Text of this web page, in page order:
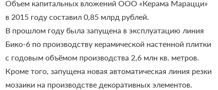
Объем капитальных вложений ООО «Керама Марацци»
в 2015 году составил 0,85 млрд рублей.
В прошлом году была запущена в эксплуатацию линия
Бико-6 по производству керамической настенной плитки
с годовым объёмом производства 2,6 млн кв. метров.
Кроме того, запущена новая автоматическая линия резки
мозаики на производстве декоративных элементов.